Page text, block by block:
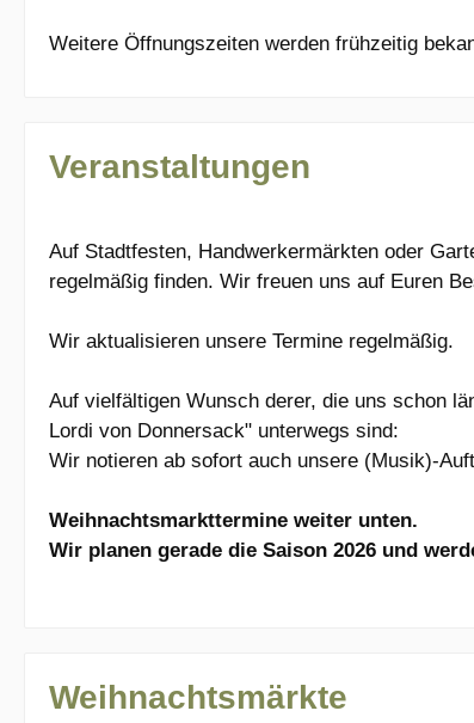
Weitere Öffnungszeiten werden frühzeitig
Veranstaltungen
Auf Stadtfesten, Handwerkermärkten oder
regelmäßig finden. Wir freuen uns auf Euren
Wir aktualisieren unsere Termine regelmäßig.
Auf vielfältigen Wunsch derer, die uns schon
Lordi von Donnersack" unterwegs sind:
Wir notieren ab sofort auch unsere (Musik)-
Weihnachtsmarkttermine weiter unten.
Wir planen gerade die Saison 2026 und
Weihnachtsmärkte